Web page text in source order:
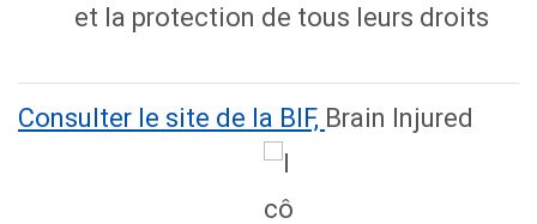
et la protection de tous leurs droits
Consulter le site de la BIF, Brain Injured